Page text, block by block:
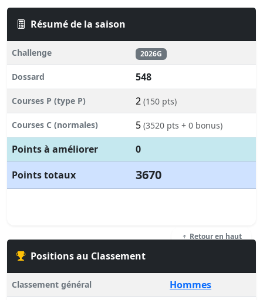
Résumé de la saison
Challenge 2026G
Dossard 548
Courses P (type P) 2 (150 pts)
Courses C (normales) 5 (3520 pts + 0 bonus)
Points à améliorer
0
Points totaux
3670
Retour en haut
Positions au Classement
Classement général Hommes